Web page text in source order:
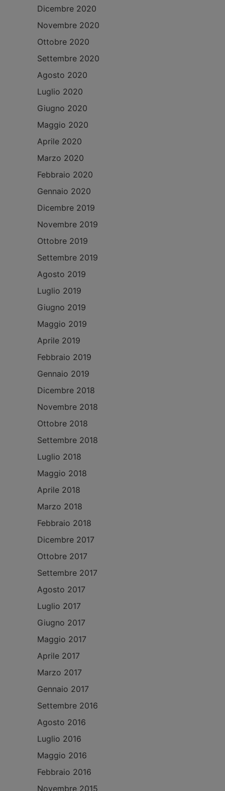
Dicembre 2020
Novembre 2020
Ottobre 2020
Settembre 2020
Agosto 2020
Luglio 2020
Giugno 2020
Maggio 2020
Aprile 2020
Marzo 2020
Febbraio 2020
Gennaio 2020
Dicembre 2019
Novembre 2019
Ottobre 2019
Settembre 2019
Agosto 2019
Luglio 2019
Giugno 2019
Maggio 2019
Aprile 2019
Febbraio 2019
Gennaio 2019
Dicembre 2018
Novembre 2018
Ottobre 2018
Settembre 2018
Luglio 2018
Maggio 2018
Aprile 2018
Marzo 2018
Febbraio 2018
Dicembre 2017
Ottobre 2017
Settembre 2017
Agosto 2017
Luglio 2017
Giugno 2017
Maggio 2017
Aprile 2017
Marzo 2017
Gennaio 2017
Settembre 2016
Agosto 2016
Luglio 2016
Maggio 2016
Febbraio 2016
Novembre 2015